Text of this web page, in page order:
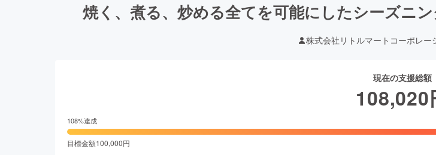
焼く、煮る、炒める全てを可能にしたシーズニ
株式会社リトルマートコーポレー
現在の支援総額
108,020
108%達成
目標金額100,000円